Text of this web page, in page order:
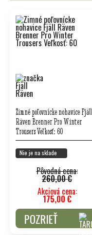
Zimné poľovnícke nohavice Fjäll
Räven Brenner Pro Winter
Trousers Veľkosť: 60
Nie je na sklade
Pôvodná cena:
260,00 €
Akciová cena:
175,00 €
POZRIEŤ